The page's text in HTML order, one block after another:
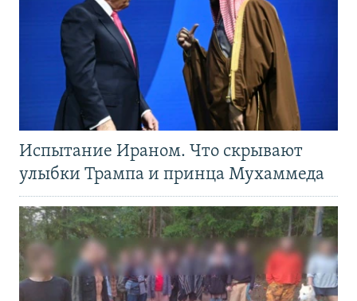
Испытание Ираном. Что скрывают
улыбки Трампа и принца Мухаммеда